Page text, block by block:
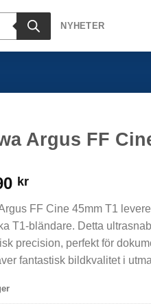
NYHETER
Argus FF
kr
FF Cine 45mm T1
T1-bländare. Detta
precision, perfekt för
fantastisk bildkvalitet i